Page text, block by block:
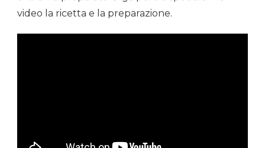
video la ricetta e la preparazione.